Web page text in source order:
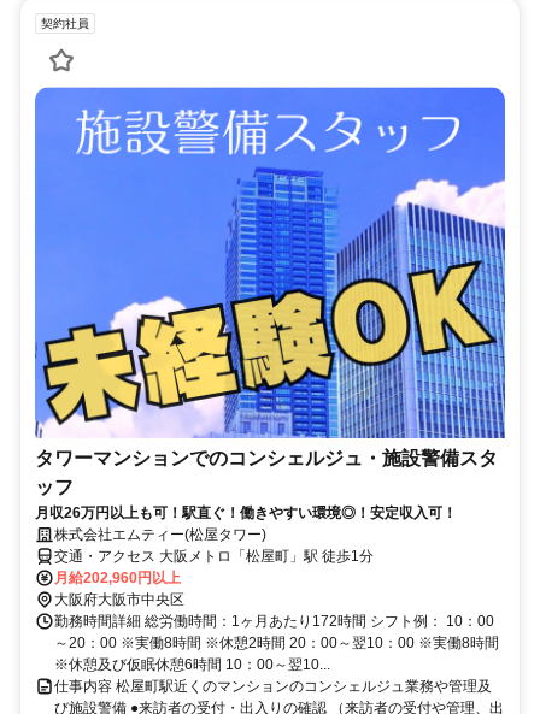
契約社員
タワーマンションでのコンシェルジュ・施設警備スタ
ッフ
月収26万円以上も可！駅直ぐ！働きやすい環境◎！安定収入可！
株式会社エムティー(松屋タワー)
交通・アクセス 大阪メトロ「松屋町」駅 徒歩1分
月給202,960円以上
大阪府大阪市中央区
勤務時間詳細 総労働時間：1ヶ月あたり172時間 シフト例： 10：00
～20：00 ※実働8時間 ※休憩2時間 20：00～翌10：00 ※実働8時間
※休憩及び仮眠休憩6時間 10：00～翌10...
仕事内容 松屋町駅近くのマンションのコンシェルジュ業務や管理及
び施設警備 ●来訪者の受付・出入りの確認 （来訪者の受付や管理、出